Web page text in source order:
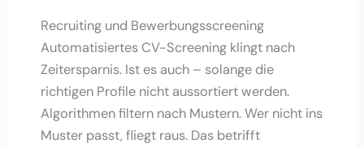
Recruiting und Bewerbungsscreening
Automatisiertes CV-Screening klingt nach
Zeitersparnis. Ist es auch – solange die
richtigen Profile nicht aussortiert werden.
Algorithmen filtern nach Mustern. Wer nicht ins
Muster passt, fliegt raus. Das betrifft